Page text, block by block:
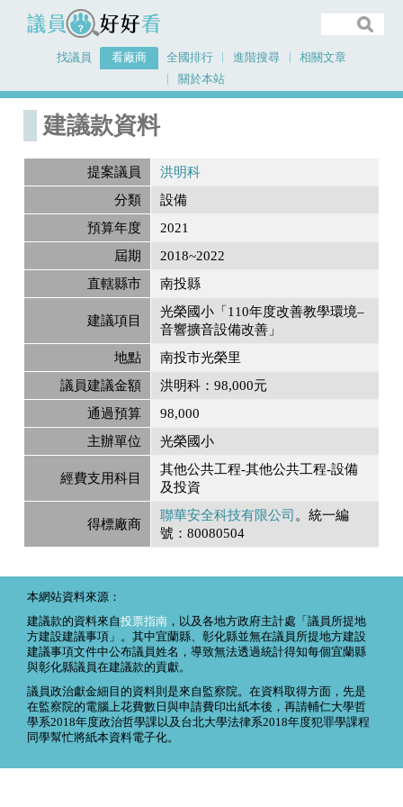
議員好好看
找議員 看廠商 全國排行 進階搜尋
相關文章
關於本站
首頁
建議款資料
提案議員
洪明科
分類
設備
預算年度
2021
屆期
2018~2022
直轄縣市
南投縣
建議項目
光榮國小「110年度改善教學環境–
音響擴音設備改善」
地點
南投市光榮里
議員建議金額
洪明科：98,000元
通過預算
98,000
主辦單位
光榮國小
經費支用科目
其他公共工程-其他公共工程-設備
及投資
得標廠商
聯華安全科技有限公司 。統一編
號：80080504
本網站資料來源：
建議款的資料來自投票指南 ，以及各地方政府主計處「議員所提地
方建設建議事項」。其中宜蘭縣、彰化縣並無在議員所提地方建設
建議事項文件中公布議員姓名，導致無法透過統計得知每個宜蘭縣
與彰化縣議員在建議款的貢獻。
議員政治獻金細目的資料則是來自監察院。在資料取得方面，先是
在監察院的電腦上花費數日與申請費印出紙本後，再請輔仁大學哲
學系2018年度政治哲學課以及台北大學法律系2018年度犯罪學課程
同學幫忙將紙本資料電子化。